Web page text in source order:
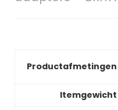
Productafmetingen
Itemgewicht